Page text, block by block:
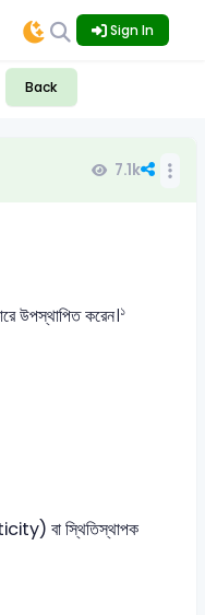
Sign In
Back
7.1k
উপস্থাপিত করেন।১
বা স্থিতিস্থাপক